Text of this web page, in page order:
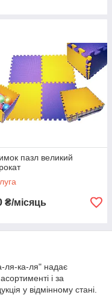
пазл великий
₴/місяць
ля-ка-ля" надає
і за
у відмінному стані.